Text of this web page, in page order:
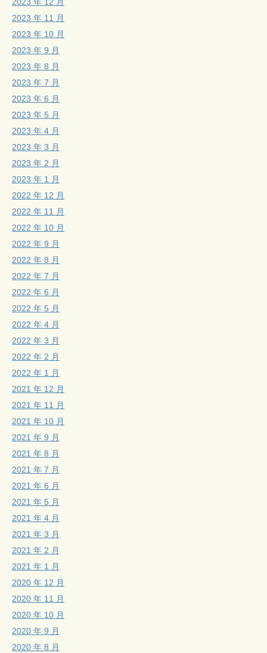
2023 年 11 月
2023 年 10 月
2023 年 9 月
2023 年 8 月
2023 年 7 月
2023 年 6 月
2023 年 5 月
2023 年 4 月
2023 年 3 月
2023 年 2 月
2023 年 1 月
2022 年 12 月
2022 年 11 月
2022 年 10 月
2022 年 9 月
2022 年 8 月
2022 年 7 月
2022 年 6 月
2022 年 5 月
2022 年 4 月
2022 年 3 月
2022 年 2 月
2022 年 1 月
2021 年 12 月
2021 年 11 月
2021 年 10 月
2021 年 9 月
2021 年 8 月
2021 年 7 月
2021 年 6 月
2021 年 5 月
2021 年 4 月
2021 年 3 月
2021 年 2 月
2021 年 1 月
2020 年 12 月
2020 年 11 月
2020 年 10 月
2020 年 9 月
2020 年 8 月